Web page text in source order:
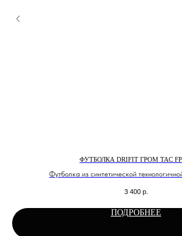
ФУТБОЛКА DRIFIT ГРОМ TAC
Футболка из синтетической
3 400 р.
ПОДРОБНЕЕ